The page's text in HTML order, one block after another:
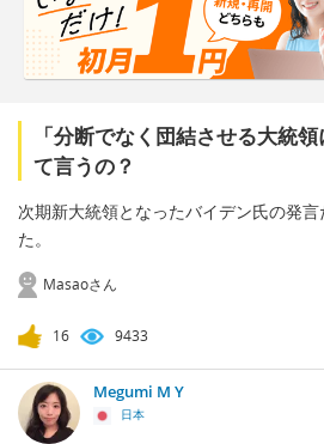
「分断でなく団結させる大統
て言うの？
次期新大統領となったバイデン氏の発
た。
Masaoさん
16 9433
Megumi M Y
日本